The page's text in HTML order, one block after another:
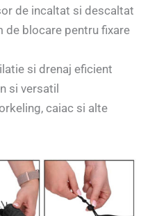
de incaltat si descaltat
de blocare pentru fixare
si drenaj eficient
si versatil
caiac si alte